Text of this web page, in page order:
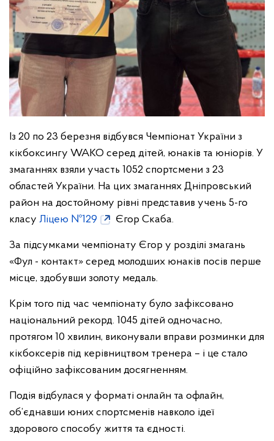
Із 20 по 23 березня відбувся Чемпіонат України з
кікбоксингу WAKO серед дітей, юнаків та юніорів. У
змаганнях взяли участь 1052 спортсмени з 23
областей України. На цих змаганнях Дніпровський
район на достойному рівні представив учень 5-го
класу Ліцею №129 Єгор Скаба.
За підсумками чемпіонату Єгор у розділі змагань
«Фул - контакт» серед молодших юнаків посів перше
місце, здобувши золоту медаль.
Крім того під час чемпіонату було зафіксовано
національний рекорд. 1045 дітей одночасно,
протягом 10 хвилин, виконували вправи розминки для
кікбоксерів під керівництвом тренера – і це стало
офіційно зафіксованим досягненням.
Подія відбулася у форматі онлайн та офлайн,
об’єднавши юних спортсменів навколо ідеї
здорового способу життя та єдності.